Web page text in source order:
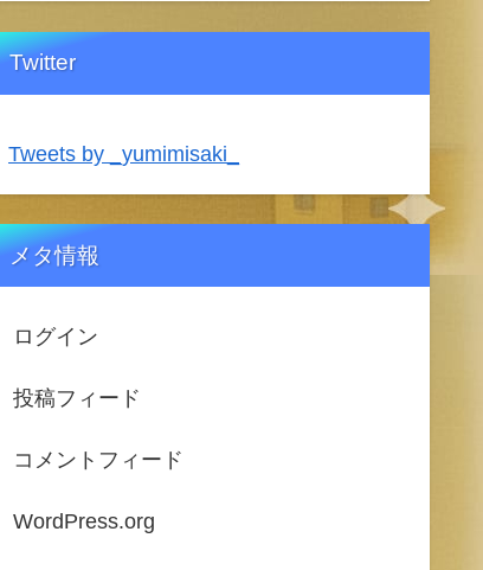
Twitter
Tweets by _yumimisaki_
メタ情報
ログイン
投稿フィード
コメントフィード
WordPress.org